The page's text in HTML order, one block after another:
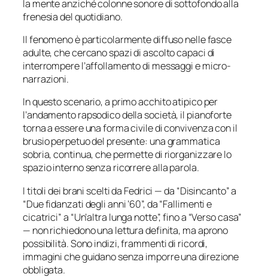
la mente anziché colonne sonore di sottofondo alla
frenesia del quotidiano.
Il fenomeno è particolarmente diffuso nelle fasce
adulte, che cercano spazi di ascolto capaci di
interrompere l’affollamento di messaggi e micro-
narrazioni.
In questo scenario, a primo acchito atipico per
l’andamento rapsodico della società, il pianoforte
torna a essere una forma civile di convivenza con il
brusio perpetuo del presente: una grammatica
sobria, continua, che permette di riorganizzare lo
spazio interno senza ricorrere alla parola.
I titoli dei brani scelti da Fedrici — da “Disincanto” a
“Due fidanzati degli anni ’60”, da “Fallimenti e
cicatrici” a “Un’altra lunga notte”, fino a “Verso casa”
— non richiedono una lettura definita, ma aprono
possibilità. Sono indizi, frammenti di ricordi,
immagini che guidano senza imporre una direzione
obbligata.